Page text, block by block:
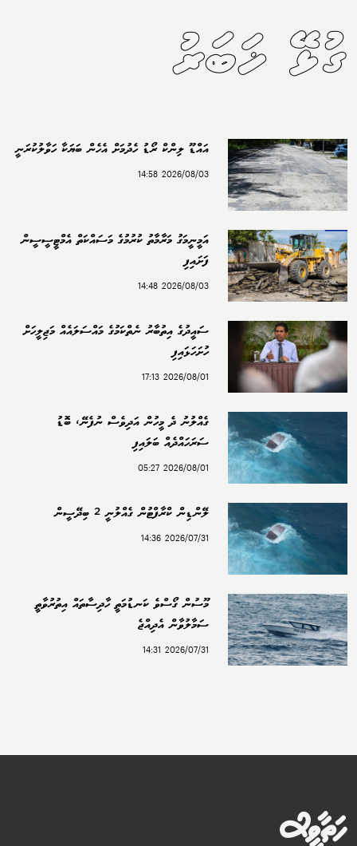
ގުޅޭ ޚަބަރު
އައްޑޫ ލިންކް ރޯޑު ހެދުމަށް އެހެން ބަޔަކާ ހަވާލުކުރަނީ
2026/08/03 14:58
އަމީނީމަގު މަރާމާތު ކުރުމުގެ މަސައްކަތް އެމްޓީސީސީން
ފަށައިފި
2026/08/03 14:48
ސައީދުގެ އިތުބާރު ނެތްކަމުގެ މައްސަލައެއް މަޖިލީހަށް
ހުށަހަޅައިފި
2026/08/01 17:13
ގެއްލުނު ދެ މީހުން އަދިވެސް ނުފެނޭ، ބޮޑު
ސަރަހައްދެއް ބަލައިފި
2026/08/01 05:27
ލޭންޑިން ކްރާފްޓުން ގެއްލުނީ 2 ބިދޭސީން
2026/07/31 14:36
މޫސުން ގޯސްވެ ކަނޑުމަތީ ހާދިސާތައް އިތުރުވާތީ
ސަމާލުވާން އެދިއްޖެ
2026/07/31 14:31